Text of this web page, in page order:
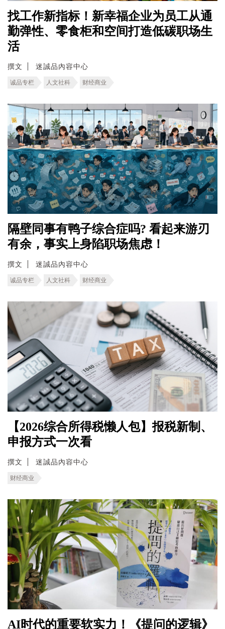
找工作新指标！新幸福企业为员工从通
勤弹性、零食柜和空间打造低碳职场生
活
撰文 迷誠品內容中心
诚品专栏 人文社科 财经商业
隔壁同事有鸭子综合症吗? 看起来游刃
有余，事实上身陷职场焦虑！
撰文 迷誠品內容中心
诚品专栏 人文社科 财经商业
【2026综合所得税懒人包】报税新制、
申报方式一次看
撰文 迷誠品內容中心
财经商业
AI时代的重要软实力！《提问的逻辑》